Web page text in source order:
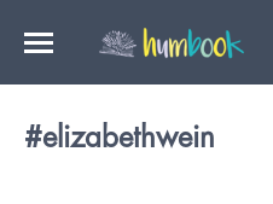
#elizabethwein